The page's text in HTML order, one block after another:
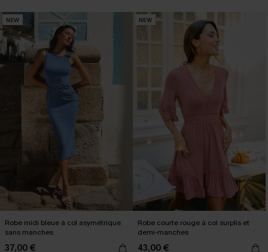
NEW
Robe midi bleue à col asymétrique
sans manches
37,00 €
NEW
Robe courte rouge à col surplis et
demi-manches
43,00 €